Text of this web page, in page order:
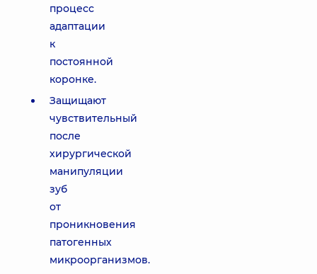
процесс
адаптации
к
постоянной
коронке.
Защищают
чувствительный
после
хирургической
манипуляции
зуб
от
проникновения
патогенных
микроорганизмов.